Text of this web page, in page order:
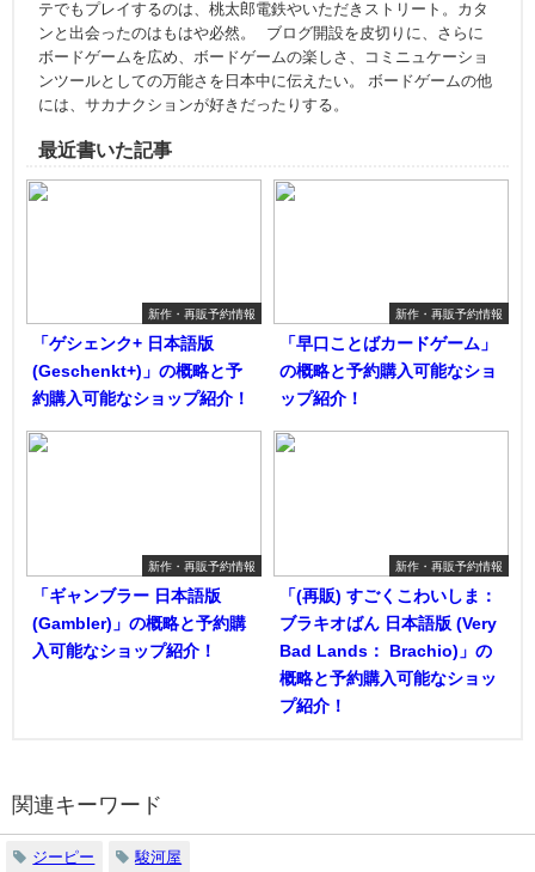
テでもプレイするのは、桃太郎電鉄やいただきストリート。カタ
ンと出会ったのはもはや必然。 ブログ開設を皮切りに、さらに
ボードゲームを広め、ボードゲームの楽しさ、コミニュケーショ
ンツールとしての万能さを日本中に伝えたい。 ボードゲームの他
には、サカナクションが好きだったりする。
最近書いた記事
新作・再販予約情報
「ゲシェンク+ 日本語版
(Geschenkt+)」の概略と予
約購入可能なショップ紹介！
新作・再販予約情報
「早口ことばカードゲーム」
の概略と予約購入可能なショ
ップ紹介！
新作・再販予約情報
「ギャンブラー 日本語版
(Gambler)」の概略と予約購
入可能なショップ紹介！
新作・再販予約情報
「(再販) すごくこわいしま：
ブラキオばん 日本語版 (Very
Bad Lands： Brachio)」の
概略と予約購入可能なショッ
プ紹介！
関連キーワード
ジーピー 駿河屋